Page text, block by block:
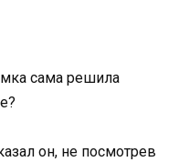
сама решила
он, не посмотрев